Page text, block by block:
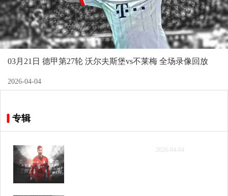
03月21日 德甲第27轮 沃尔夫斯堡vs不莱梅 全场录像回放
2026-04-04
专辑
2026-04-04